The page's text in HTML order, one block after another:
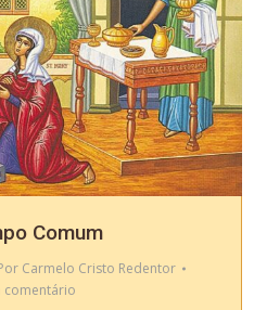
Comum
Carmelo Cristo Redentor
comentário